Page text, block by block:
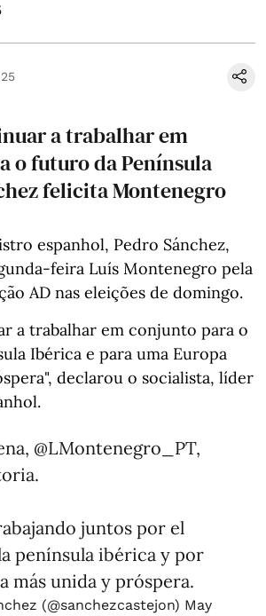
a trabalhar em
o futuro da Península
felicita Montenegro
espanhol, Pedro Sánchez,
feira Luís Montenegro pela
AD nas eleições de domingo.
a trabalhar em conjunto para o
Ibérica e para uma Europa
declarou o socialista, líder
@LMontenegro_PT,
juntos por el
península ibérica y por
más unida y próspera.
(@sanchezcastejon) May